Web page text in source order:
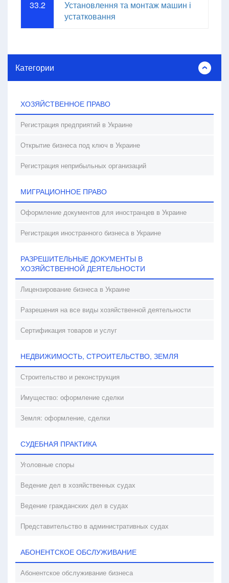
33.2
Установлення та монтаж машин і
устатковання
Категории
ХОЗЯЙСТВЕННОЕ ПРАВО
Регистрация предприятий в Украине
Открытие бизнеса под ключ в Украине
Регистрация неприбыльных организаций
МИГРАЦИОННОЕ ПРАВО
Оформление документов для иностранцев в Украине
Регистрация иностранного бизнеса в Украине
РАЗРЕШИТЕЛЬНЫЕ ДОКУМЕНТЫ В
ХОЗЯЙСТВЕННОЙ ДЕЯТЕЛЬНОСТИ
Лицензирование бизнеса в Украине
Разрешения на все виды хозяйственной деятельности
Сертификация товаров и услуг
НЕДВИЖИМОСТЬ, СТРОИТЕЛЬСТВО, ЗЕМЛЯ
Строительство и реконструкция
Имущество: оформление сделки
Земля: оформление, сделки
СУДЕБНАЯ ПРАКТИКА
Уголовные споры
Ведение дел в хозяйственных судах
Ведение гражданских дел в судах
Представительство в административных судах
АБОНЕНТСКОЕ ОБСЛУЖИВАНИЕ
Абонентское обслуживание бизнеса